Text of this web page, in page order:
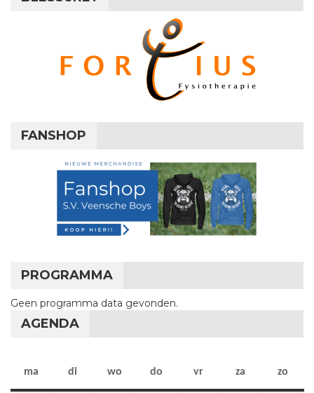
FANSHOP
PROGRAMMA
Geen programma data gevonden.
AGENDA
ma maandag
di dinsdag
wo woensdag
do donderdag
vr vrijdag
za zaterdag
zo